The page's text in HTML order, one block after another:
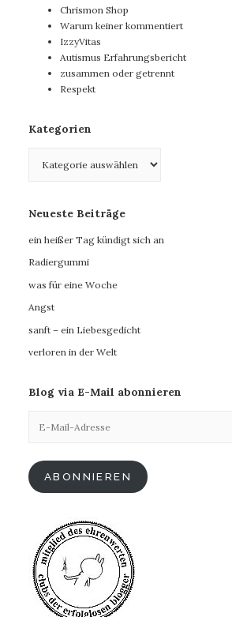
Chrismon Shop
Warum keiner kommentiert
IzzyVitas
Autismus Erfahrungsbericht
zusammen oder getrennt
Respekt
Kategorien
Neueste Beiträge
ein heißer Tag kündigt sich an
Radiergummi
was für eine Woche
Angst
sanft – ein Liebesgedicht
verloren in der Welt
Blog via E-Mail abonnieren
Mail-
ABONNIEREN